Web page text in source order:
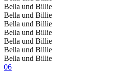
Bella und Billie
Bella und Billie
Bella und Billie
Bella und Billie
Bella und Billie
Bella und Billie
Bella und Billie
06